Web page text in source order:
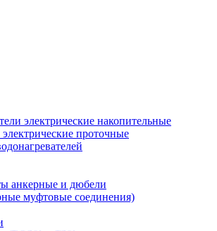
электрические накопительные
проточные
анкерные и дюбели
муфтовые соединения)